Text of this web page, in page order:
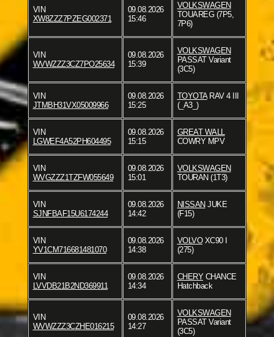
VIN
XW8ZZZ7PZEG002371
09.08.2026
15:46
VOLKSWAGEN
TOUAREG (7P5,
7P6)
VIN
WVWZZZ3CZ7PO25634
09.08.2026
15:39
VOLKSWAGEN
PASSAT Variant
(3C5)
VIN
JTMBH31VX05009966
09.08.2026
15:25
TOYOTARAV 4 III
(_A3_)
VIN
LGWEF4A52PH604495
09.08.2026
15:15
GREAT WALL
COWRY MPV
VIN
WVGZZZ1TZFW055649
09.08.2026
15:01
VOLKSWAGEN
TOURAN (1T3)
VIN
SJNFBAF15U6174244
09.08.2026
14:42
NISSAN JUKE
(F15)
VIN
YV1CM716681481070
09.08.2026
14:38
VOLVOXC90 I
(275)
VIN
LVVDB21B2ND369911
09.08.2026
14:34
CHERYCHANCE
Hatchback
VIN
WVWZZZ3CZHE016215
09.08.2026
14:27
VOLKSWAGEN
PASSAT Variant
(3C5)